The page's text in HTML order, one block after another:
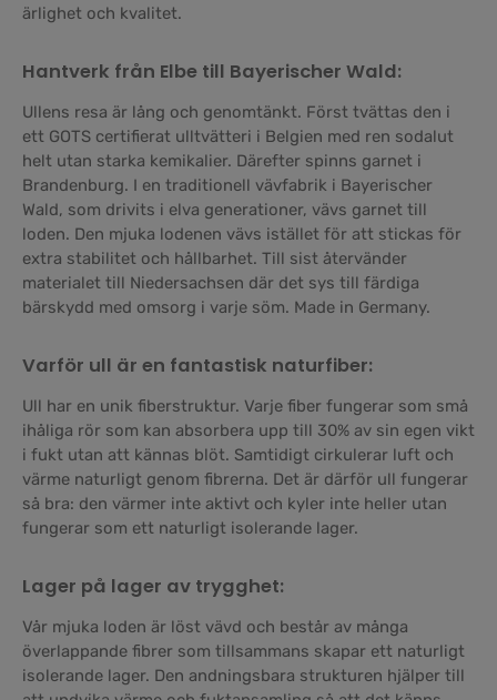
ärlighet och kvalitet.
Hantverk från Elbe till Bayerischer Wald:
Ullens resa är lång och genomtänkt. Först tvättas den i
ett GOTS certifierat ulltvätteri i Belgien med ren sodalut
helt utan starka kemikalier. Därefter spinns garnet i
Brandenburg. I en traditionell vävfabrik i Bayerischer
Wald, som drivits i elva generationer, vävs garnet till
loden. Den mjuka lodenen vävs istället för att stickas för
extra stabilitet och hållbarhet. Till sist återvänder
materialet till Niedersachsen där det sys till färdiga
bärskydd med omsorg i varje söm. Made in Germany.
Varför ull är en fantastisk naturfiber:
Ull har en unik fiberstruktur. Varje fiber fungerar som små
ihåliga rör som kan absorbera upp till 30% av sin egen vikt
i fukt utan att kännas blöt. Samtidigt cirkulerar luft och
värme naturligt genom fibrerna. Det är därför ull fungerar
så bra: den värmer inte aktivt och kyler inte heller utan
fungerar som ett naturligt isolerande lager.
Lager på lager av trygghet:
Vår mjuka loden är löst vävd och består av många
överlappande fibrer som tillsammans skapar ett naturligt
isolerande lager. Den andningsbara strukturen hjälper till